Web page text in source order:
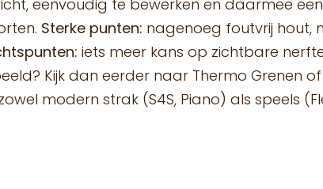
eenvoudig te bewerken en daarmee
Sterke punten: nagenoeg foutvrij hout,
iets meer kans op zichtbare
Kijk dan eerder naar Thermo Grenen
modern strak (S4S, Piano) als speels